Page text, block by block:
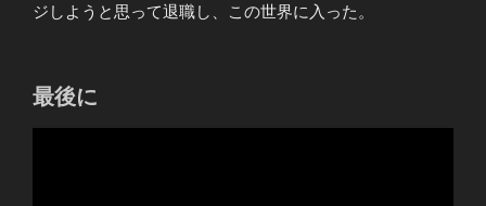
ジしようと思って退職し、この世界に入った。
最後に